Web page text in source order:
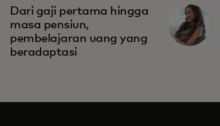
Dari gaji pertama hingga
masa pensiun,
pembelajaran uang yang
beradaptasi